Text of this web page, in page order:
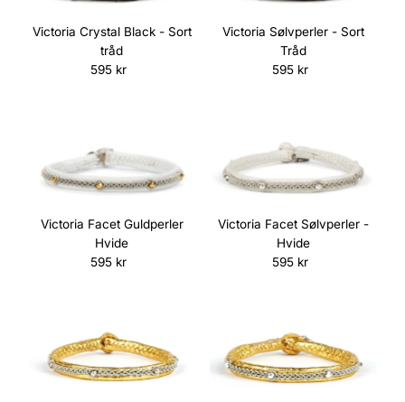
Victoria Crystal Black - Sort
tråd
Normalpris
595 kr
Victoria Sølvperler - Sort
Tråd
Normalpris
595 kr
Victoria Facet Guldperler
Hvide
Normalpris
595 kr
Victoria Facet Sølvperler -
Hvide
Normalpris
595 kr